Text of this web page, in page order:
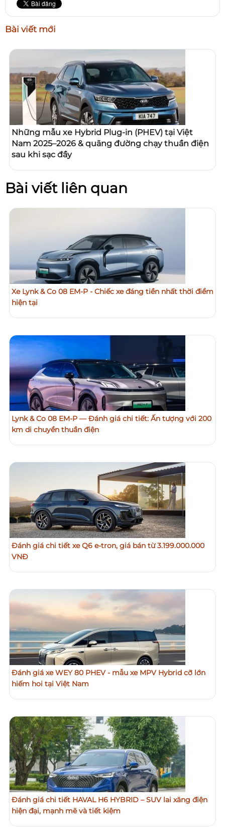
Bài viết mới
Những mẫu xe Hybrid Plug-in (PHEV) tại Việt
Nam 2025–2026 & quãng đường chạy thuần điện
sau khi sạc đầy
Bài viết liên quan
Xe Lynk & Co 08 EM-P - Chiếc xe đáng tiền nhất thời điểm
hiện tại
Lynk & Co 08 EM‑P — Đánh giá chi tiết: Ấn tượng với 200
km di chuyển thuần điện
Đánh giá chi tiết xe Q6 e-tron, giá bán từ 3.199.000.000
VNĐ
Đánh giá xe WEY 80 PHEV - mẫu xe MPV Hybrid cỡ lớn
hiếm hoi tại Việt Nam
Đánh giá chi tiết HAVAL H6 HYBRID – SUV lai xăng điện
hiện đại, mạnh mẽ và tiết kiệm